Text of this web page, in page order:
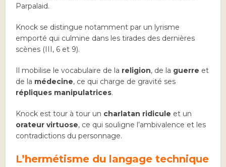
Parpalaid.
Knock se distingue notamment par un lyrisme
emporté qui culmine dans les tirades des dernières
scènes (III, 6 et 9).
Il mobilise le vocabulaire de la religion, de la guerre et
de la médecine, ce qui charge de gravité ses
répliques manipulatrices.
Knock est tour à tour un charlatan ridicule et un
orateur virtuose, ce qui souligne l’ambivalence et les
contradictions du personnage.
L’hermétisme du langage technique